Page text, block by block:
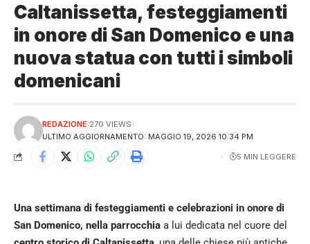
Caltanissetta, festeggiamenti
in onore di San Domenico e una
nuova statua con tutti i simboli
domenicani
ULTIMO AGGIORNAMENTO: MAGGIO 19, 2026 10:34 PM
REDAZIONE 270 VIEWS
5 MIN LEGGERE
Una settimana di festeggiamenti e celebrazioni in onore di
San Domenico, nella parrocchia a lui dedicata nel cuore del